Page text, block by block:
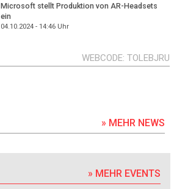
Microsoft stellt Produktion von AR-Headsets
ein
04.10.2024 - 14:46Uhr
WEBCODE TOLEBJRU
» MEHR NEWS
» MEHR EVENTS